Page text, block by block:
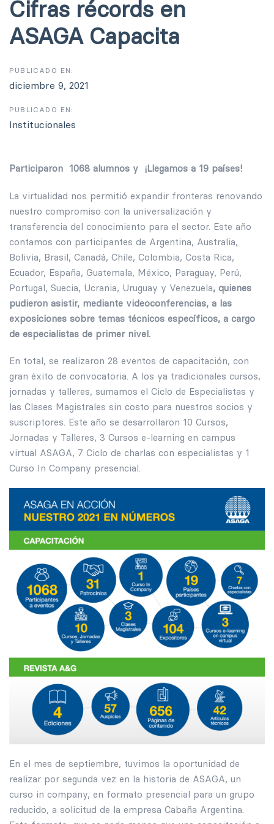
Cifras récords en
ASAGA Capacita
PUBLICADO EN:
diciembre 9, 2021
PUBLICADO EN:
Institucionales
Participaron 1068 alumnos y ¡Llegamos a 19 países!
La virtualidad nos permitió expandir fronteras renovando
nuestro compromiso con la universalización y
transferencia del conocimiento para el sector. Este año
contamos con participantes de Argentina, Australia,
Bolivia, Brasil, Canadá, Chile, Colombia, Costa Rica,
Ecuador, España, Guatemala, México, Paraguay, Perú,
Portugal, Suecia, Ucrania, Uruguay y Venezuela, quienes
pudieron asistir, mediante videoconferencias, a las
exposiciones sobre temas técnicos específicos, a cargo
de especialistas de primer nivel.
En total, se realizaron 28 eventos de capacitación, con
gran éxito de convocatoria. A los ya tradicionales cursos,
jornadas y talleres, sumamos el Ciclo de Especialistas y
las Clases Magistrales sin costo para nuestros socios y
suscriptores. Este año se desarrollaron 10 Cursos,
Jornadas y Talleres, 3 Cursos e-learning en campus
virtual ASAGA, 7 Ciclo de charlas con especialistas y 1
Curso In Company presencial.
En el mes de septiembre, tuvimos la oportunidad de
realizar por segunda vez en la historia de ASAGA, un
curso in company, en formato presencial para un grupo
reducido, a solicitud de la empresa Cabaña Argentina.